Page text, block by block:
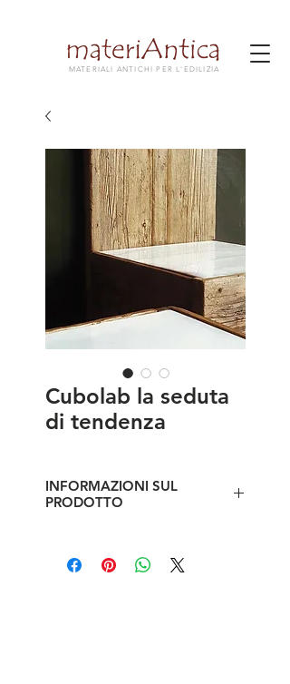
MATERIALI ANTICHI PER L'EDILIZIA
Cubolab la seduta
di tendenza
INFORMAZIONI SUL
PRODOTTO
recupero e piano in cotto smaltato
fatto a mano